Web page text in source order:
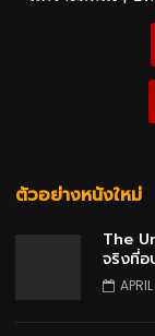
ตัวอย่างหนังใหม่
The
จริงที่อ